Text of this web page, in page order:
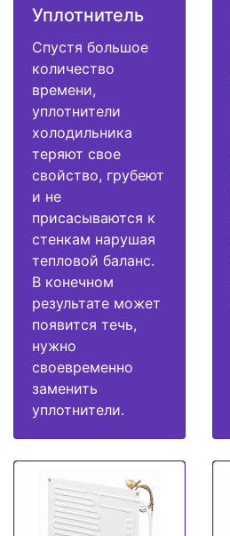
Уплотнитель
Спустя большое
количество
времени,
уплотнители
холодильника
теряют свое
свойство, грубеют
и не
присасываются к
стенкам нарушая
тепловой баланс.
В конечном
результате может
появится течь,
нужно
своевременно
заменить
уплотнители.